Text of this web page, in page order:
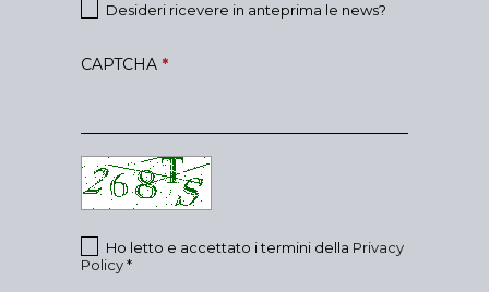
Desideri ricevere in anteprima le news?
CAPTCHA *
Ho letto e accettato i termini della Privacy
Policy*